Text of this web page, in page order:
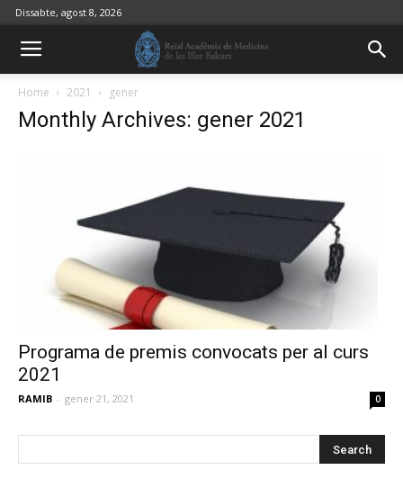
Dissabte, agost 8, 2026
Home 2021 gener
Monthly Archives: gener 2021
Programa de premis convocats per al curs
2021
RAMIB - gener 21, 2021 0